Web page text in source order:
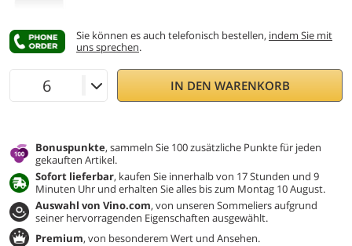
Sie können es auch telefonisch bestellen, indem Sie mit
uns sprechen.
IN DEN WARENKORB
Bonuspunkte, sammeln Sie 100 zusätzliche Punkte für jeden
gekauften Artikel.
Sofort lieferbar, kaufen Sie innerhalb von 17 Stunden und 9
Minuten Uhr und erhalten Sie alles bis zum Montag 10 August.
Auswahl von Vino.com, von unseren Sommeliers aufgrund
seiner hervorragenden Eigenschaften ausgewählt.
Premium, von besonderem Wert und Ansehen.